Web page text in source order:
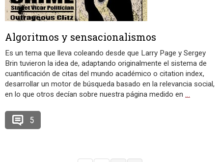
Algoritmos y sensacionalismos
Es un tema que lleva coleando desde que Larry Page y Sergey
Brin tuvieron la idea de, adaptando originalmente el sistema de
cuantificación de citas del mundo académico o citation index,
desarrollar un motor de búsqueda basado en la relevancia social,
en lo que otros decían sobre nuestra página medido en …
5